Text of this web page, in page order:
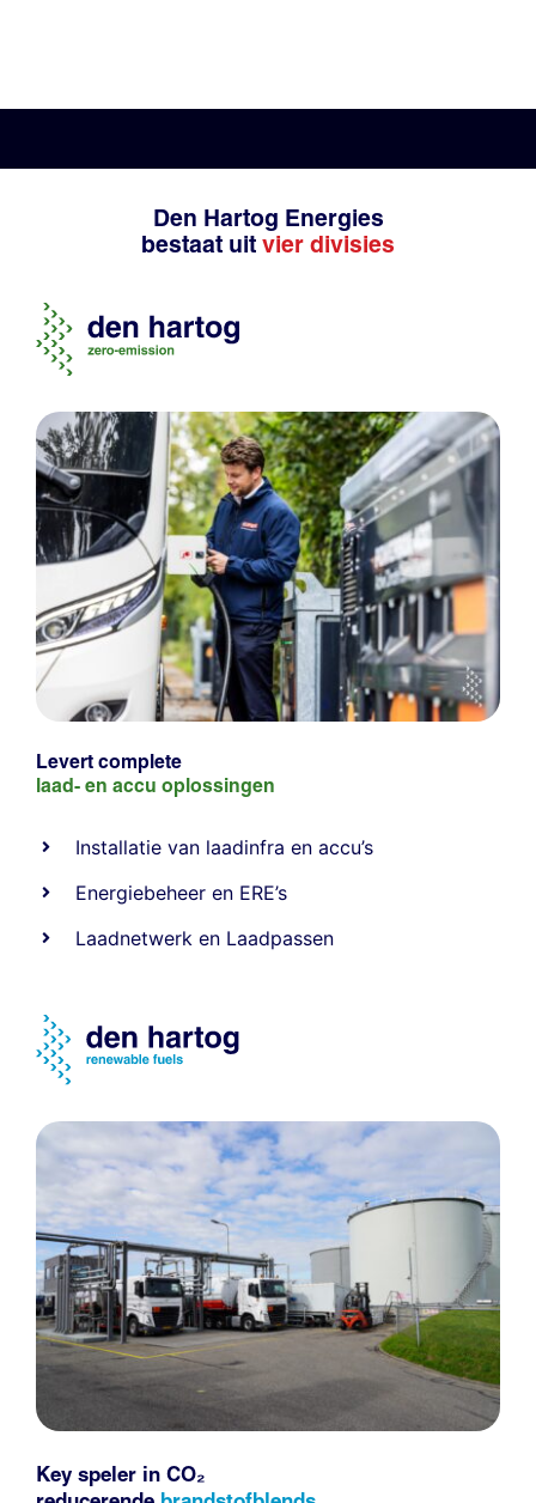
Den Hartog Energies
bestaat uit vier divisies
Levert complete
laad- en accu oplossingen
Installatie van laadinfra en accu’s
Energiebeheer en ERE’s
Laadnetwerk en Laadpassen
Key speler in CO₂